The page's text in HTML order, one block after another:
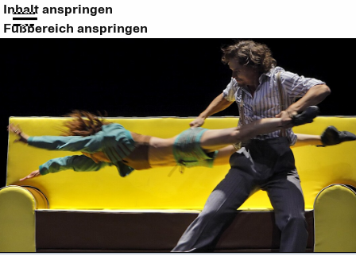
Inhalt anspringen
Fußbereich anspringen